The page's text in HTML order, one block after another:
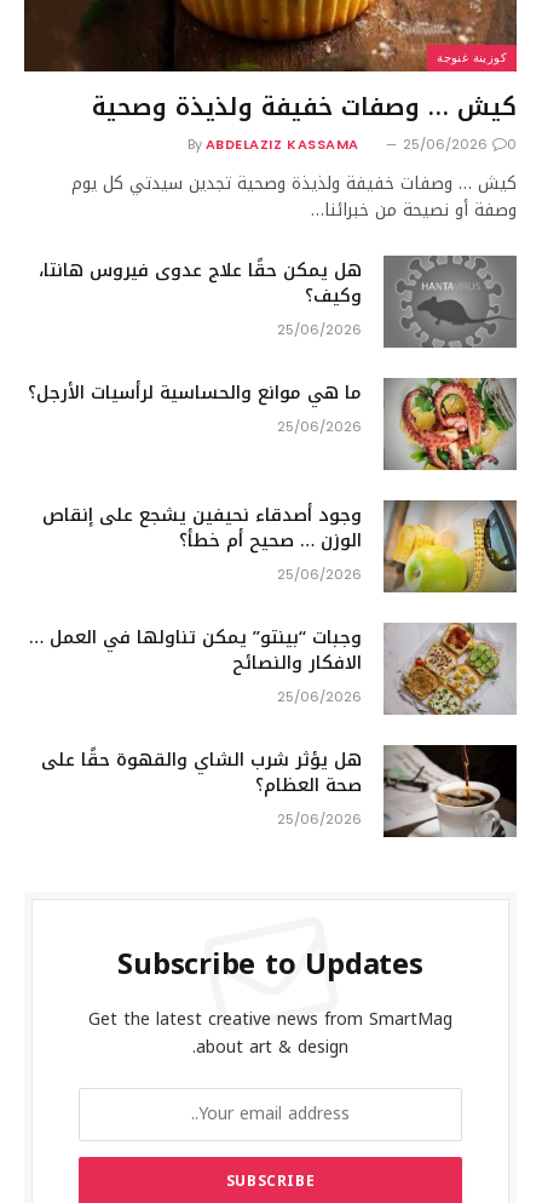
كوزينة غنوجة
كيش … وصفات خفيفة ولذيذة وصحية
By ABDELAZIZ KASSAMA 25/06/2026 0
كيش … وصفات خفيفة ولذيذة وصحية تجدين سيدتي كل يوم
وصفة أو نصيحة من خبرائنا…
هل يمكن حقًا علاج عدوى فيروس هانتا،
وكيف؟
25/06/2026
ما هي موانع والحساسية لرأسيات الأرجل؟
25/06/2026
وجود أصدقاء نحيفين يشجع على إنقاص
الوزن … صحيح أم خطأ؟
25/06/2026
وجبات “بينتو” يمكن تناولها في العمل …
الافكار والنصائح
25/06/2026
هل يؤثر شرب الشاي والقهوة حقًا على
صحة العظام؟
25/06/2026
Subscribe to Updates
Get the latest creative news from SmartMag
about art & design.